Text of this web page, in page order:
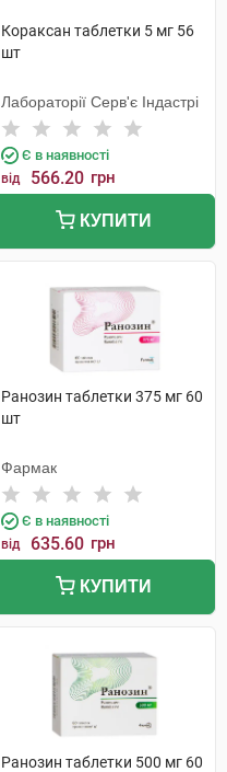
Кораксан таблетки 5 мг 56
шт
Лабораторії Серв'є Індастрі
Є в наявності
від 566.20 грн
КУПИТИ
Ранозин таблетки 375 мг 60
шт
Фармак
Є в наявності
від 635.60 грн
КУПИТИ
Ранозин таблетки 500 мг 60